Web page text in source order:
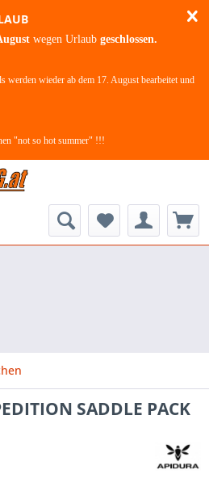
wegen Urlaub geschlossen.
werden wieder ab dem 17. August bearbeitet und
"not so hot summer" !!!
SADDLE PACK